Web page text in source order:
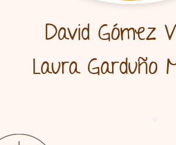
David Gómez
Laura Garduño